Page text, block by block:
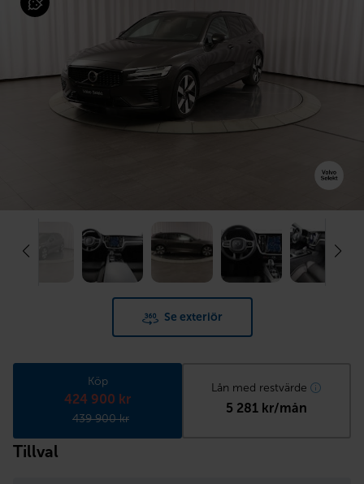
Se exteriör
Köp
424 900 kr
439 900 kr
Lån med restvärde
5 281 kr/mån
Tillval